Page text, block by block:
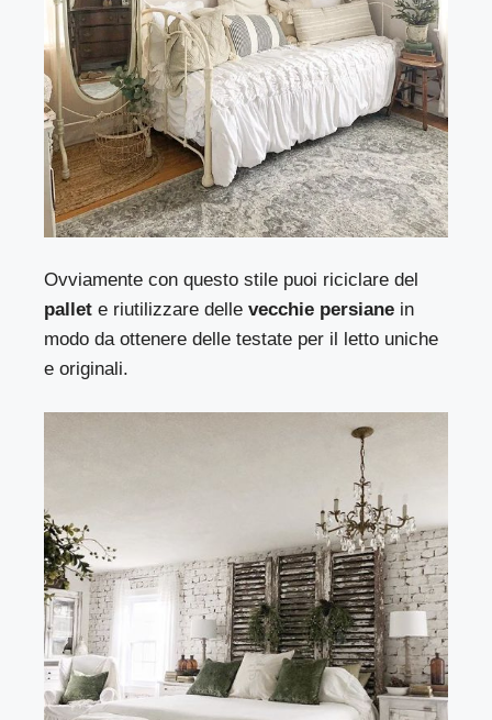
Ovviamente con questo stile puoi riciclare del
pallet e riutilizzare dellevecchie persiane in
modo da ottenere delle testate per il letto uniche
e originali.